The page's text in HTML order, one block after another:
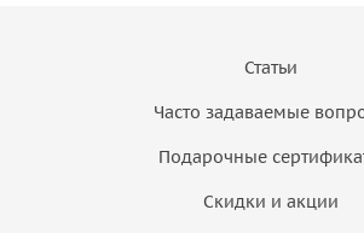
Статьи
Часто задаваемые
Подарочные
Скидки и акции